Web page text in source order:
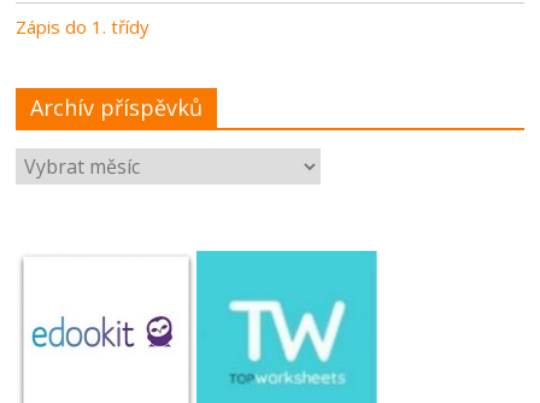
Zápis do 1. třídy
Archív příspěvků